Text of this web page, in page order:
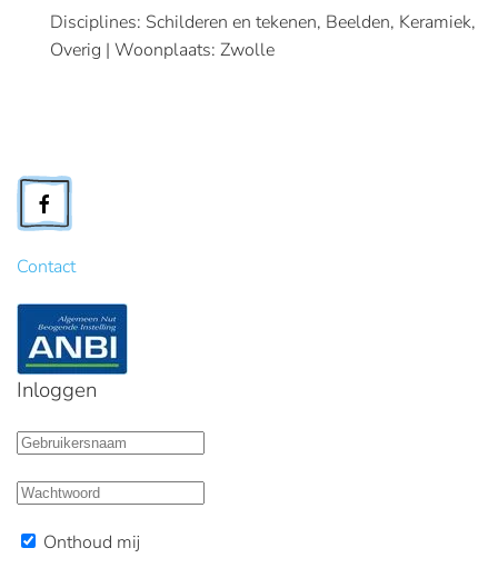
Disciplines: Schilderen en tekenen, Beelden, Keramiek,
Overig | Woonplaats: Zwolle
Contact
Inloggen
Onthoud mij